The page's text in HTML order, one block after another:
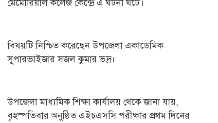
মেমোরিয়াল কলেজ কেন্দ্রে এ ঘটনা ঘটে।
বিষয়টি নিশ্চিত করেছেন উপজেলা একাডেমিক
সুপারভাইজার সজল কুমার ভদ্র।
উপজেলা মাধ্যমিক শিক্ষা কার্যালয় থেকে জানা যায়,
বৃহস্পতিবার অনুষ্ঠিত এইচএসসি পরীক্ষার প্রথম দিনের